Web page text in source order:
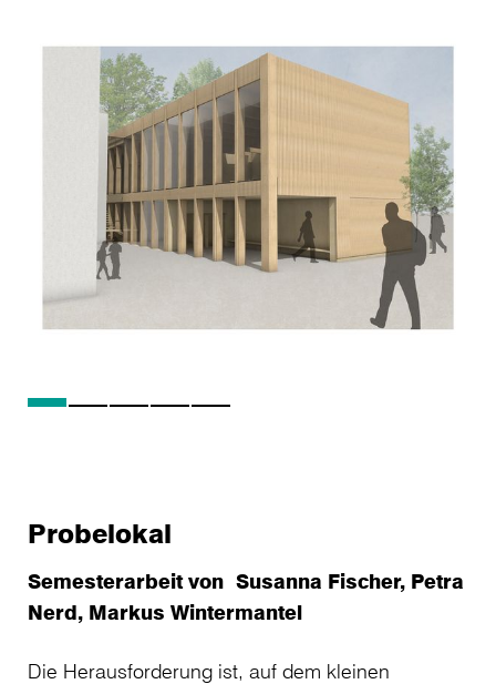
Probelokal
Semesterarbeit von Susanna Fischer, Petra
Nerd, Markus Wintermantel
Die Herausforderung ist, auf dem kleinen